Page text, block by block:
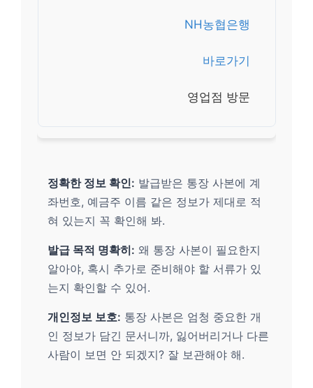
NH농협은행
바로가기
영업점 방문
정확한 정보 확인: 발급받은 통장 사본에 계
좌번호, 예금주 이름 같은 정보가 제대로 적
혀 있는지 꼭 확인해 봐.
발급 목적 명확히: 왜 통장 사본이 필요한지
알아야, 혹시 추가로 준비해야 할 서류가 있
는지 확인할 수 있어.
개인정보 보호: 통장 사본은 엄청 중요한 개
인 정보가 담긴 문서니까, 잃어버리거나 다른
사람이 보면 안 되겠지? 잘 보관해야 해.